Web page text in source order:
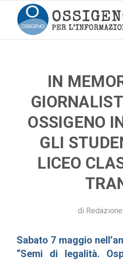
IN
OSSIGENO
GLI
LICEO
di
Sabato 7 maggio
“Semi di legalità.